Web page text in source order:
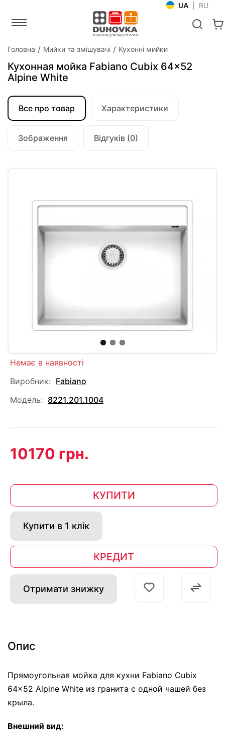
UA RU
Головна Мийки та змішувачі Кухонні мийки
Кухонная мойка Fabiano Cubix 64x52
Alpine White
Все про товар Характеристики
Зображення Відгуків (0)
Немає в наявності
Виробник: Fabiano
Модель: 8221.201.1004
10170 грн.
КУПИТИ
Купити в 1 клік
КРЕДИТ
Отримати знижку
Опис
Прямоугольная мойка для кухни Fabiano Cubix
64x52 Alpine White из гранита с одной чашей без
крыла.
Внешний вид: